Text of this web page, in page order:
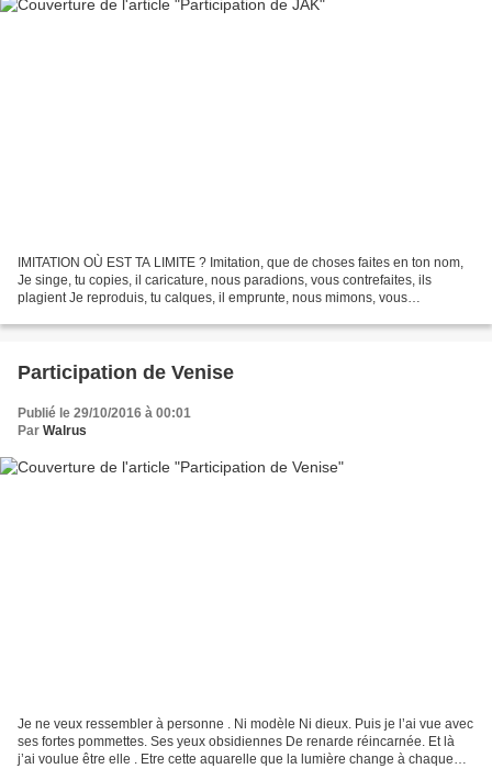
IMITATION OÙ EST TA LIMITE ? Imitation, que de choses faites en ton nom,
Je singe, tu copies, il caricature, nous paradions, vous contrefaites, ils
plagient Je reproduis, tu calques, il emprunte, nous mimons, vous
Participation de Venise
Publié le 29/10/2016 à 00:01
Par Walrus
Je ne veux ressembler à personne . Ni modèle Ni dieux. Puis je l’ai vue avec
ses fortes pommettes. Ses yeux obsidiennes De renarde réincarnée. Et là
j’ai voulue être elle . Etre cette aquarelle que la lumière change à chaque